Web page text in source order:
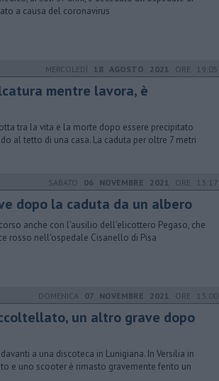
a causa del coronavirus
MERCOLEDÌ 18 AGOSTO 2021 ORE 19:05
mentre lavora, è
tra la vita e la morte dopo essere precipitato
al tetto di una casa. La caduta per oltre 7 metri
SABATO 06 NOVEMBRE 2021 ORE 13:17
dopo la caduta da un albero
anche con l'ausilio dell'elicottero Pegaso, che
rosso nell'ospedale Cisanello di Pisa
DOMENICA 07 NOVEMBRE 2021 ORE 13:00
un altro grave dopo
a una discoteca in Lunigiana. In Versilia in
e uno scooter è rimasto gravemente ferito un